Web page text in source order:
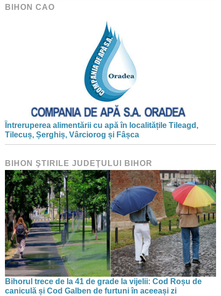
BIHON CAO
Întreruperea alimentării cu apă în localitățile Tileagd,
Tilecuș, Șerghiș, Vârciorog și Fâșca
BIHON ŞTIRILE JUDEŢULUI BIHOR
Bihorul trece de la 41 de grade la vijelii: Cod Roșu de
caniculă și Cod Galben de furtuni în aceeași zi